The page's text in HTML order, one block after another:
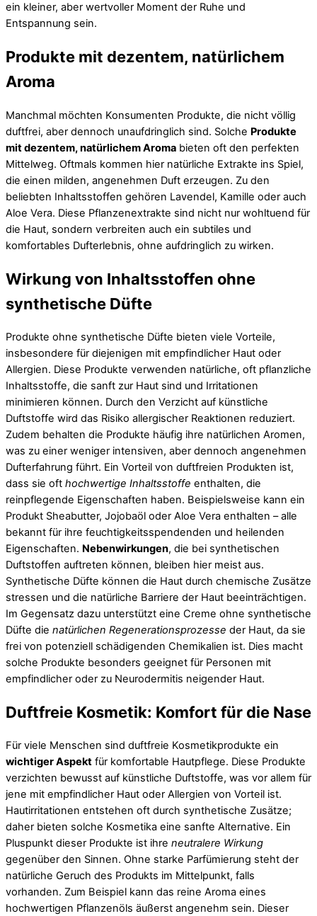
ein kleiner, aber wertvoller Moment der Ruhe und
Entspannung sein.
Produkte mit dezentem, natürlichem
Aroma
Manchmal möchten Konsumenten Produkte, die nicht völlig
duftfrei, aber dennoch unaufdringlich sind. Solche Produkte
mit dezentem, natürlichem Aroma bieten oft den perfekten
Mittelweg. Oftmals kommen hier natürliche Extrakte ins Spiel,
die einen milden, angenehmen Duft erzeugen. Zu den
beliebten Inhaltsstoffen gehören Lavendel, Kamille oder auch
Aloe Vera. Diese Pflanzenextrakte sind nicht nur wohltuend für
die Haut, sondern verbreiten auch ein subtiles und
komfortables Dufterlebnis, ohne aufdringlich zu wirken.
Wirkung von Inhaltsstoffen ohne
synthetische Düfte
Produkte ohne synthetische Düfte bieten viele Vorteile,
insbesondere für diejenigen mit empfindlicher Haut oder
Allergien. Diese Produkte verwenden natürliche, oft pflanzliche
Inhaltsstoffe, die sanft zur Haut sind und Irritationen
minimieren können. Durch den Verzicht auf künstliche
Duftstoffe wird das Risiko allergischer Reaktionen reduziert.
Zudem behalten die Produkte häufig ihre natürlichen Aromen,
was zu einer weniger intensiven, aber dennoch angenehmen
Dufterfahrung führt. Ein Vorteil von duftfreien Produkten ist,
dass sie oft hochwertige Inhaltsstoffe enthalten, die
reinpflegende Eigenschaften haben. Beispielsweise kann ein
Produkt Sheabutter, Jojobaöl oder Aloe Vera enthalten – alle
bekannt für ihre feuchtigkeitsspendenden und heilenden
Eigenschaften. Nebenwirkungen, die bei synthetischen
Duftstoffen auftreten können, bleiben hier meist aus.
Synthetische Düfte können die Haut durch chemische Zusätze
stressen und die natürliche Barriere der Haut beeinträchtigen.
Im Gegensatz dazu unterstützt eine Creme ohne synthetische
Düfte die natürlichen Regenerationsprozesse der Haut, da sie
frei von potenziell schädigenden Chemikalien ist. Dies macht
solche Produkte besonders geeignet für Personen mit
empfindlicher oder zu Neurodermitis neigender Haut.
Duftfreie Kosmetik: Komfort für die Nase
Für viele Menschen sind duftfreie Kosmetikprodukte ein
wichtiger Aspekt für komfortable Hautpflege. Diese Produkte
verzichten bewusst auf künstliche Duftstoffe, was vor allem für
jene mit empfindlicher Haut oder Allergien von Vorteil ist.
Hautirritationen entstehen oft durch synthetische Zusätze;
daher bieten solche Kosmetika eine sanfte Alternative. Ein
Pluspunkt dieser Produkte ist ihre neutralere Wirkung
gegenüber den Sinnen. Ohne starke Parfümierung steht der
natürliche Geruch des Produkts im Mittelpunkt, falls
vorhanden. Zum Beispiel kann das reine Aroma eines
hochwertigen Pflanzenöls äußerst angenehm sein. Dieser